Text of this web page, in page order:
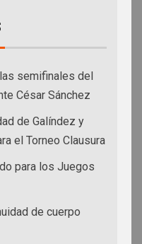
semifinales del
César Sánchez
de Galíndez y
el Torneo Clausura
para los Juegos
de cuerpo